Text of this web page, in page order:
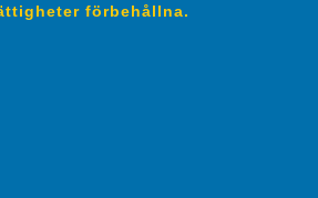
förbehållna.